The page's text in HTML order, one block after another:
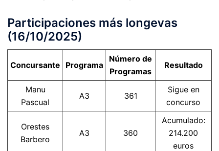
Participaciones más longevas
(16/10/2025)
Concursante Programa
Número de
Programas
Resultado
Manu
Pascual
A3 361
Sigue en
concurso
Orestes
Barbero
A3 360
Acumulado:
214.200
euros